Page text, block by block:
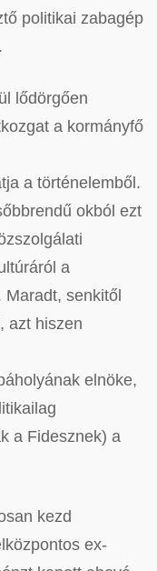
politikai zabagép
lődörgően
a kormányfő
a történelemből.
okból ezt
a
senkitől
azt hiszen
elnöke,
a Fidesznek) a
kezd
ex-